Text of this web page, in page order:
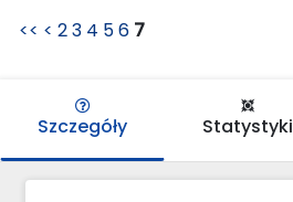
<< < 23 4 56 7
Szczegóły Statystyki